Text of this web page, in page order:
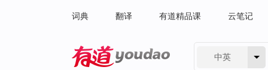
词典 翻译 有道精品课 云笔记
中英